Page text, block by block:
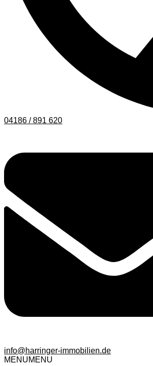
04186 / 891 620
info@harringer-immobilien.de
MENUMENU